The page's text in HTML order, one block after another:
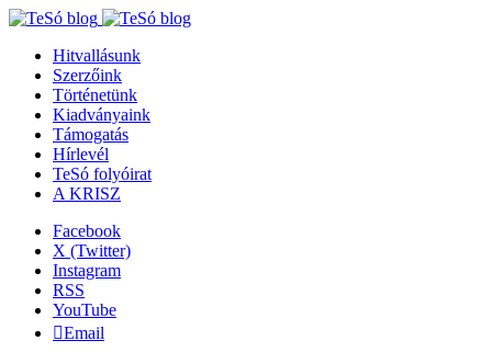
Hitvallásunk
Szerzőink
Történetünk
Kiadványaink
Támogatás
Hírlevél
TeSó folyóirat
A KRISZ
Facebook
X (Twitter)
Instagram
RSS
YouTube
Email